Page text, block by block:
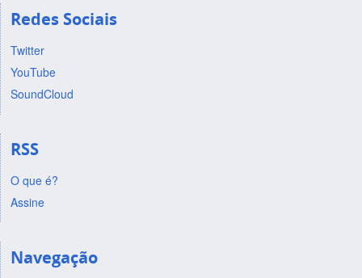
Redes Sociais
Twitter
YouTube
SoundCloud
RSS
O que é?
Assine
Navegação